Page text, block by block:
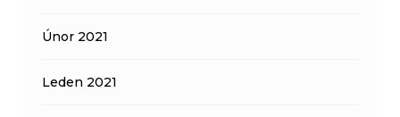
Únor 2021
Leden 2021